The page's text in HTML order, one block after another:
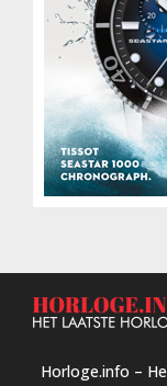
Horloge.info –